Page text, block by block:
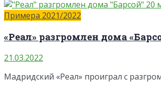
Примера 2021/2022
«Реал» разгромлен дома
21.03.2022
Мадридский «Реал» проиграл с